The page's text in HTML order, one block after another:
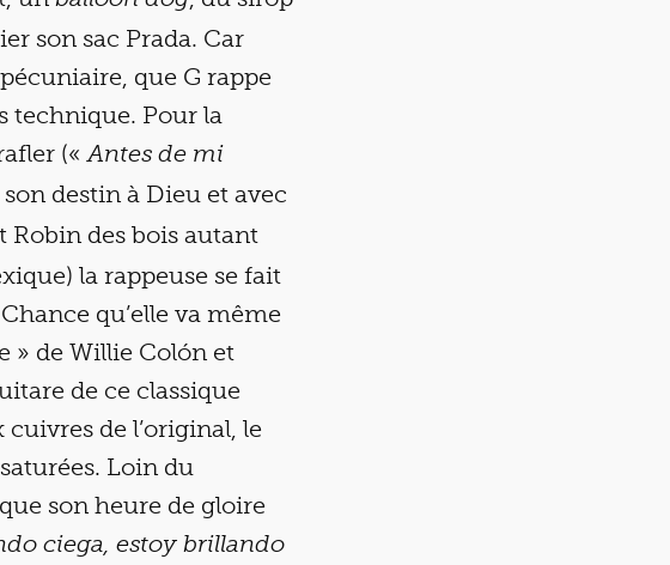
son sac Prada. Car
que G rappe
technique. Pour la
(«Antes de mi
destin à Dieu et avec
Robin des bois autant
la rappeuse se fait
qu’elle va même
» de Willie Colón et
de ce classique
cuivres de l’original, le
Loin du
son heure de gloire
ciega, estoy brillando